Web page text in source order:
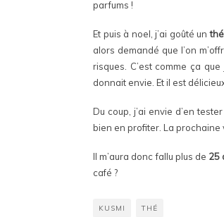
parfums !
Et puis à noel, j’ai goûté un
alors demandé que l’on
risques. C’est comme ça
donnait envie. Et il est
Du coup, j’ai envie d’en
bien en profiter. La prochaine
Il m’aura donc fallu plus de 25
café ?
KUSMI THÉ